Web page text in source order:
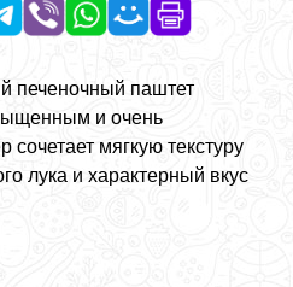
печеночный паштет
и очень
мягкую текстуру
лука и характерный вкус